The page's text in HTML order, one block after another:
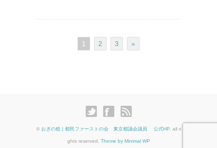
1 2 3 »
© おぎの稔 | 都民ファーストの会 東京都議会議員 公式HP. all ri
ghts reserved. Theme by Minimal WP